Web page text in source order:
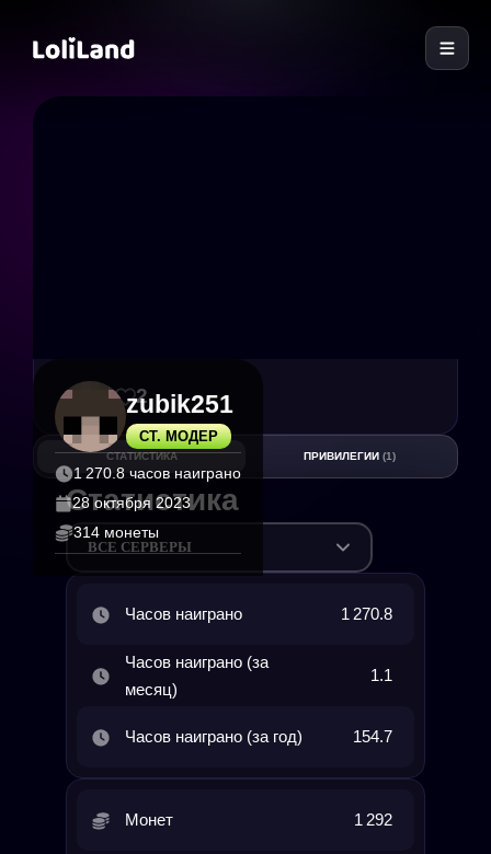
СТ. МОДЕР
zubik251
1 270.8 часов наиграно
28 октября 2023
314 монеты
28 2
СТАТИСТИКА ПРИВИЛЕГИИ (1)
Статистика
ВСЕ СЕРВЕРЫ
Часов наиграно 1 270.8
Часов наиграно (за
месяц)
1.1
Часов наиграно (за год) 154.7
Монет 1 292